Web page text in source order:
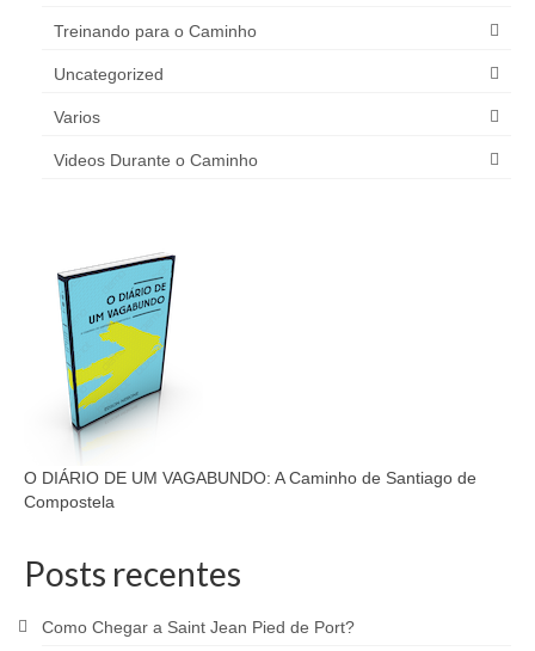
Treinando para o Caminho
Uncategorized
Varios
Videos Durante o Caminho
O DIÁRIO DE UM VAGABUNDO: A Caminho de Santiago de
Compostela
Posts recentes
Como Chegar a Saint Jean Pied de Port?